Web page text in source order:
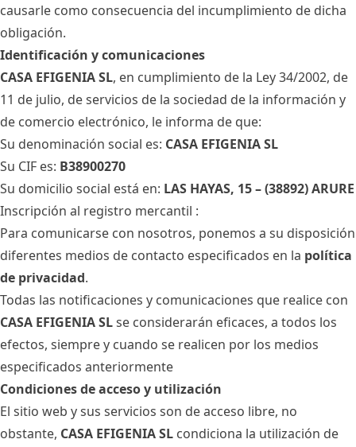
causarle como consecuencia del incumplimiento de dicha
obligación.
Identificación y comunicaciones
CASA EFIGENIA SL, en cumplimiento de la Ley 34/2002, de
11 de julio, de servicios de la sociedad de la información y
de comercio electrónico, le informa de que:
Su denominación social es: CASA EFIGENIA SL
Su CIF es: B38900270
Su domicilio social está en: LAS HAYAS, 15 – (38892) ARURE
Inscripción al registro mercantil :
Para comunicarse con nosotros, ponemos a su disposición
diferentes medios de contacto especificados en la política
de privacidad.
Todas las notificaciones y comunicaciones que realice con
CASA EFIGENIA SLse considerarán eficaces, a todos los
efectos, siempre y cuando se realicen por los medios
especificados anteriormente
Condiciones de acceso y utilización
El sitio web y sus servicios son de acceso libre, no
obstante, CASA EFIGENIA SL condiciona la utilización de